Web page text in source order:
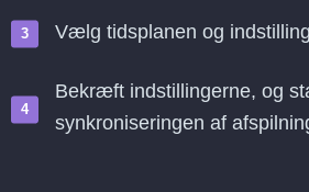
Vælg tidsplanen og
Bekræft indstillingerne, og
synkroniseringen af